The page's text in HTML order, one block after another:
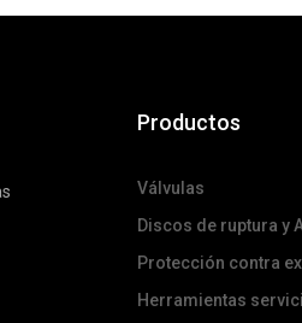
Productos
Válvulas
Discos de ruptura y
Protección contra
Herramientas